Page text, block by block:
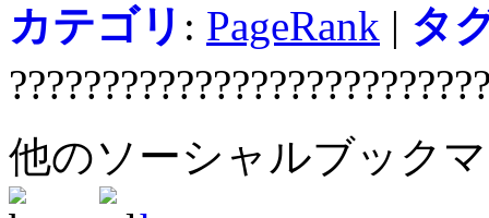
カテゴリ : PageRank | タ
他のソーシャルブック